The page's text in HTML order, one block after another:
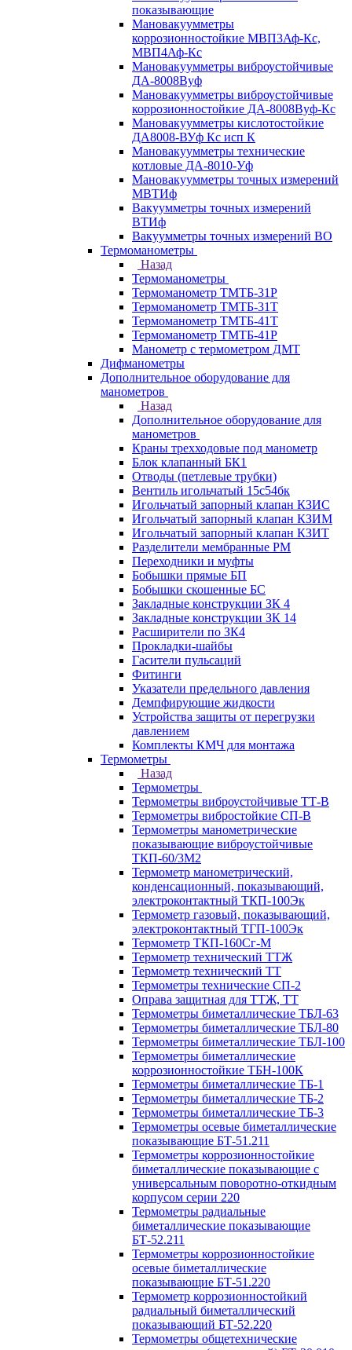
показывающие
Мановакуумметры
коррозионностойкие МВП3Аф-Кс,
МВП4Аф-Кс
Мановакуумметры виброустойчивые
ДА-8008Вуф
Мановакуумметры виброустойчивые
коррозионностойкие ДА-8008Вуф-Кс
Мановакуумметры кислотостойкие
ДА8008-ВУф Кс исп К
Мановакуумметры технические
котловые ДА-8010-Уф
Мановакуумметры точных измерений
МВТИф
Вакуумметры точных измерений
ВТИф
Вакуумметры точных измерений ВО
Термоманометры
Назад
Термоманометры
Термоманометр ТМТБ-31Р
Термоманометр ТМТБ-31Т
Термоманометр ТМТБ-41Т
Термоманометр ТМТБ-41Р
Манометр с термометром ДМТ
Дифманометры
Дополнительное оборудование для
манометров
Назад
Дополнительное оборудование для
манометров
Краны трехходовые под манометр
Блок клапанный БК1
Отводы (петлевые трубки)
Вентиль игольчатый 15с54бк
Игольчатый запорный клапан КЗИС
Игольчатый запорный клапан КЗИМ
Игольчатый запорный клапан КЗИТ
Разделители мембранные РМ
Переходники и муфты
Бобышки прямые БП
Бобышки скошенные БС
Закладные конструкции ЗК 4
Закладные конструкции ЗК 14
Расширители по ЗК4
Прокладки-шайбы
Гасители пульсаций
Фитинги
Указатели предельного давления
Демпфирующие жидкости
Устройства защиты от перегрузки
давлением
Комплекты КМЧ для монтажа
Термометры
Назад
Термометры
Термометры виброустойчивые ТТ-В
Термометры вибростойкие СП-В
Термометры манометрические
показывающие виброустойчивые
ТКП-60/3М2
Термометр манометрический,
конденсационный, показывающий,
электроконтактный ТКП-100Эк
Термометр газовый, показывающий,
электроконтактный ТГП-100Эк
Термометр ТКП-160Сг-М
Термометр технический ТТЖ
Термометр технический ТТ
Термометры технические СП-2
Оправа защитная для ТТЖ, ТТ
Термометры биметаллические ТБЛ-63
Термометры биметаллические ТБЛ-80
Термометры биметаллические ТБЛ-100
Термометры биметаллические
коррозионностойкие ТБН-100К
Термометры биметаллические ТБ-1
Термометры биметаллические ТБ-2
Термометры биметаллические ТБ-3
Термометры осевые биметаллические
показывающие БТ-51.211
Термометры коррозионностойкие
биметаллические показывающие с
универсальным поворотно-откидным
корпусом серии 220
Термометры радиальные
биметаллические показывающие
БТ-52.211
Термометры коррозионностойкие
осевые биметаллические
показывающие БТ-51.220
Термометр коррозионностойкий
радиальный биметаллический
показывающий БТ-52.220
Термометры общетехнические